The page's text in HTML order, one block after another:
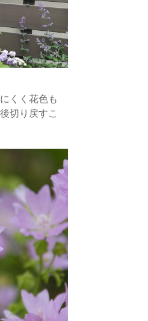
くく花色も
切り戻すこ